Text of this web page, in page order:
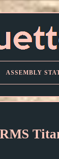
ASSEMBLY